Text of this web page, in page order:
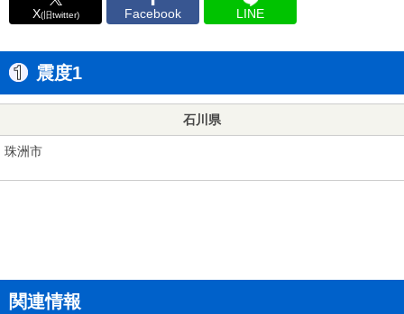
X(旧twitter) Facebook LINE
震度1
石川県
珠洲市
関連情報